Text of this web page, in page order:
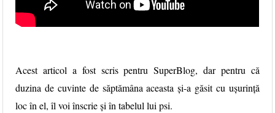
Acest articol a fost scris pentru SuperBlog, dar pentru că
duzina de cuvinte de săptămâna aceasta și-a găsit cu ușurință
loc în el, îl voi înscrie și în tabelul lui psi.